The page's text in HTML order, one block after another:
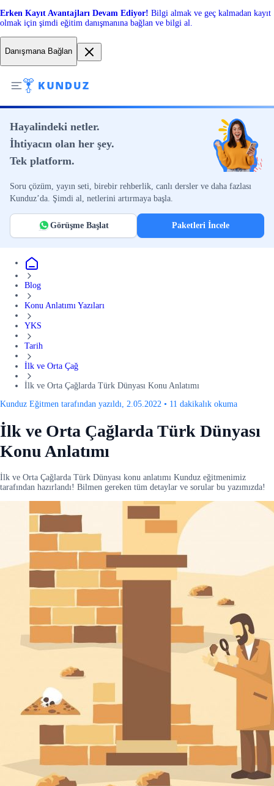
Erken Kayıt Avantajları Devam Ediyor! Bilgi almak ve geç kalmadan kayıt
olmak için şimdi eğitim danışmanına bağlan ve bilgi al.
Danışmana Bağlan
Hayalindeki netler.
İhtiyacın olan her şey.
Tek platform.
Soru çözüm, yayın seti, birebir rehberlik, canlı dersler ve daha fazlası
Kunduz’da. Şimdi al, netlerini artırmaya başla.
Görüşme Başlat Paketleri İncele
Blog
Konu Anlatımı Yazıları
YKS
Tarih
İlk ve Orta Çağ
İlk ve Orta Çağlarda Türk Dünyası Konu Anlatımı
Kunduz Eğitmen tarafından yazıldı, 2.05.2022 • 11 dakikalık okuma
İlk ve Orta Çağlarda Türk Dünyası
Konu Anlatımı
İlk ve Orta Çağlarda Türk Dünyası konu anlatımı Kunduz eğitmenimiz
tarafından hazırlandı! Bilmen gereken tüm detaylar ve sorular bu yazımızda!